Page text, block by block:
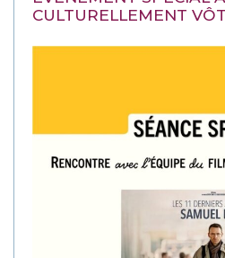
CULTURELLEMENT